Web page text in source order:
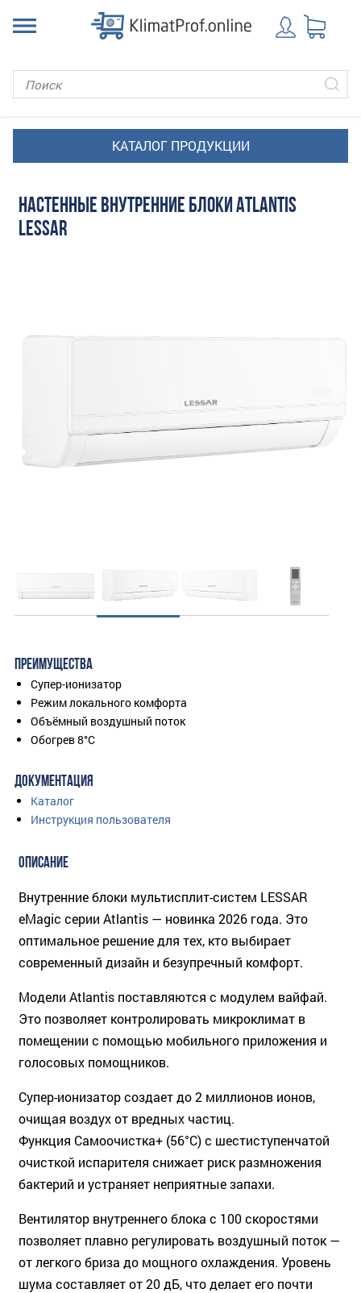
НАСТЕННЫЕ ВНУТРЕННИЕ БЛОКИ ATLANTIS
LESSAR
ПРЕИМУЩЕСТВА
Супер-ионизатор
Режим локального комфорта
Объёмный воздушный поток
Обогрев 8°C
ДОКУМЕНТАЦИЯ
Каталог
Инструкция пользователя
ОПИСАНИЕ
Внутренние блоки мультисплит-систем LESSAR
eMagic серии Atlantis — новинка 2026 года. Это
оптимальное решение для тех, кто выбирает
современный дизайн и безупречный комфорт.
Модели Atlantis поставляются с модулем вайфай.
Это позволяет контролировать микроклимат в
помещении с помощью мобильного приложения и
голосовых помощников.
Супер-ионизатор создает до 2 миллионов ионов,
очищая воздух от вредных частиц.
Функция Самоочистка+ (56°C) с шестиступенчатой
очисткой испарителя снижает риск размножения
бактерий и устраняет неприятные запахи.
Вентилятор внутреннего блока с 100 скоростями
позволяет плавно регулировать воздушный поток —
от легкого бриза до мощного охлаждения. Уровень
шума составляет от 20 дБ, что делает его почти